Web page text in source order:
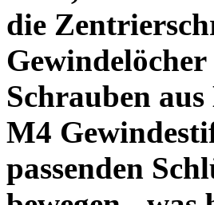
die
Schrauben
M4
passenden